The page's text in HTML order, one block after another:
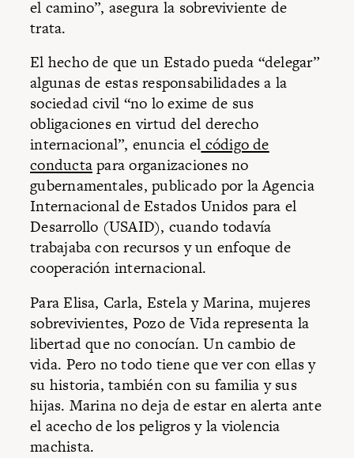
el camino”, asegura la sobreviviente de
trata.
El hecho de que un Estado pueda “delegar”
algunas de estas responsabilidades a la
sociedad civil “no lo exime de sus
obligaciones en virtud del derecho
internacional”, enuncia el código de
conductapara organizaciones no
gubernamentales, publicado por la Agencia
Internacional de Estados Unidos para el
Desarrollo (USAID), cuando todavía
trabajaba con recursos y un enfoque de
cooperación internacional.
Para Elisa, Carla, Estela y Marina, mujeres
sobrevivientes, Pozo de Vida representa la
libertad que no conocían. Un cambio de
vida. Pero no todo tiene que ver con ellas y
su historia, también con su familia y sus
hijas. Marina no deja de estar en alerta ante
el acecho de los peligros y la violencia
machista.